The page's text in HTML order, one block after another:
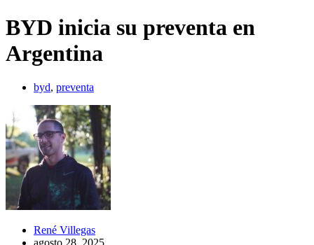
BYD inicia su preventa en
Argentina
byd, preventa
René Villegas